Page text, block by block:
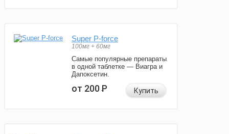
Super P-force
100мг + 60мг
Самые популярные препараты
в одной таблетке — Виагра и
Дапоксетин.
от 200Р Купить